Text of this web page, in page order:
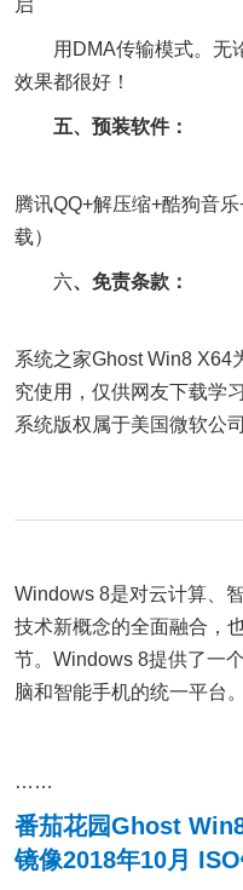
启
用DMA传输模式。无论
效果都很好！
五、预装软件：
腾讯QQ+解压缩+酷狗音
载）
六、免责条款：
系统之家Ghost Win8 X64
究使用，仅供网友下载学
系统版权属于美国微软公
Windows 8是对云计算、
技术新概念的全面融合，
节。Windows 8提供了一
脑和智能手机的统一平台。
……
番茄花园Ghost
镜像2018年10月